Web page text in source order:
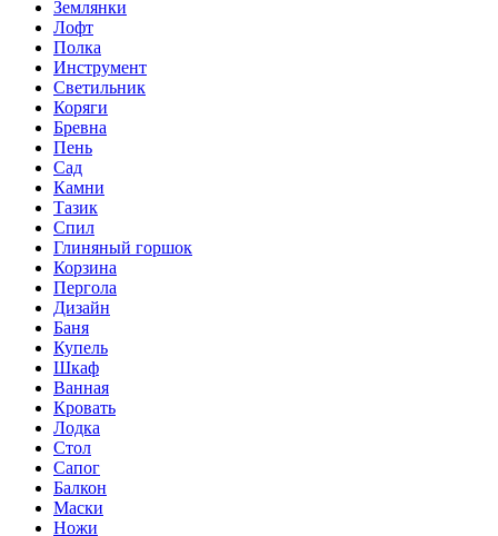
Землянки
Лофт
Полка
Инструмент
Светильник
Коряги
Бревна
Пень
Сад
Камни
Тазик
Спил
Глиняный горшок
Корзина
Пергола
Дизайн
Баня
Купель
Шкаф
Ванная
Кровать
Лодка
Стол
Сапог
Балкон
Маски
Ножи